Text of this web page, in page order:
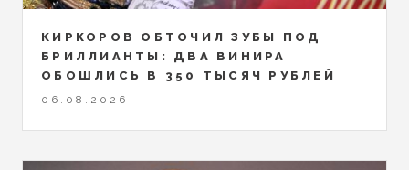
КИРКОРОВ ОБТОЧИЛ ЗУБЫ ПОД
БРИЛЛИАНТЫ: ДВА ВИНИРА
ОБОШЛИСЬ В 350 ТЫСЯЧ РУБЛЕЙ
06.08.2026